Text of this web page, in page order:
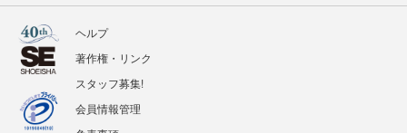
ヘルプ
著作権・リンク
スタッフ募集!
会員情報管理